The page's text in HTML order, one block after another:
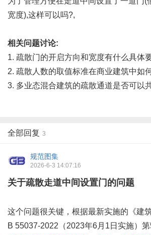
宽度),这样可以吗?,
相关问题讨论:
1. 疏散门的开启方向和宽度有什么具体
2. 疏散人数的取值标准在商业建筑中如
3. 多业态混合建筑的疏散通道是否可以
全部回复 3
规范图集
2026-6-3 14:07:16
关于疏散走道中间设置门的问题
这个问题很关键，根据最新实施的《建
B 55037-2022（2023年6月1日实施）第